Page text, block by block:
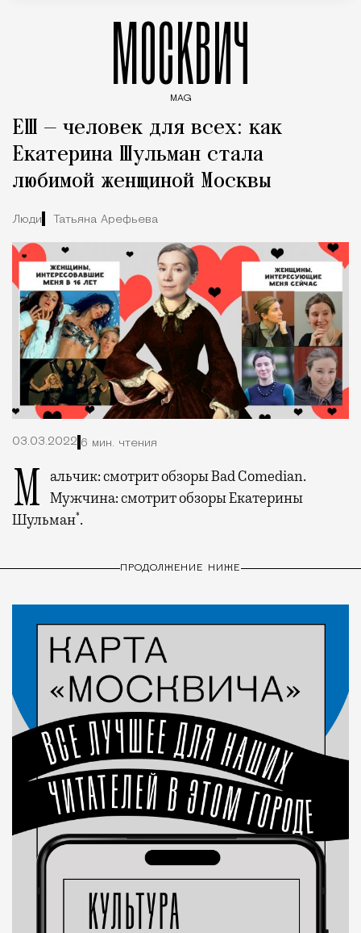
МОСКВИЧ
MAG
ЕШ — человек для всех: как
Екатерина Шульман стала
любимой женщиной Москвы
Люди Татьяна Арефьева
03.03.2022 6 мин. чтения
Мальчик: смотрит обзоры Bad Comedian. Мужчина: смотрит обзоры Екатерины
Шульман*.
ПРОДОЛЖЕНИЕ НИЖЕ